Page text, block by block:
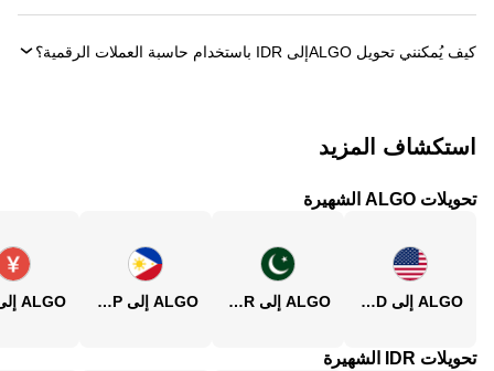
كيف يُمكنني تحويل ‏ALGOإلى ‏IDR باستخدام حاسبة العملات الرقمية؟
استكشاف المزيد
تحويلات ALGO الشهيرة
ALGO إلى USD ALGO إلى PKR ALGO إلى PHP
تحويلات IDR الشهيرة